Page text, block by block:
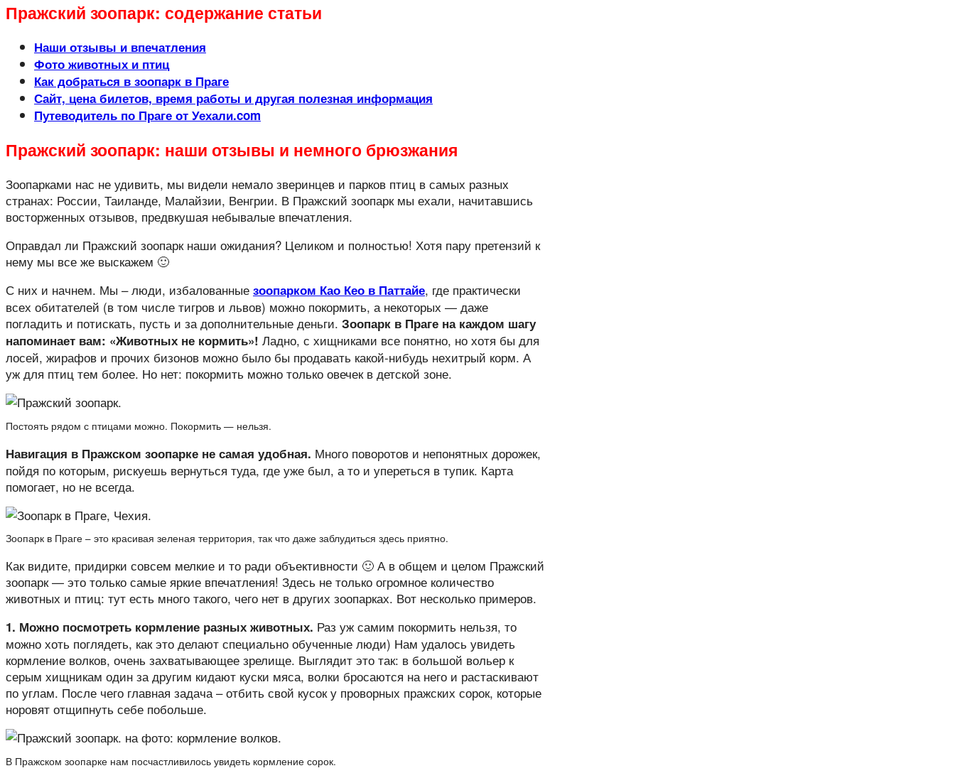
Пражский зоопарк: содержание статьи
Наши отзывы и впечатления
Фото животных и птиц
Как добраться в зоопарк в Праге
Сайт, цена билетов, время работы и другая полезная информация
Путеводитель по Праге от Уехали.com
Пражский зоопарк: наши отзывы и немного брюзжания
Зоопарками нас не удивить, мы видели немало зверинцев и парков птиц в самых разных
странах: России, Таиланде, Малайзии, Венгрии. В Пражский зоопарк мы ехали, начитавшись
восторженных отзывов, предвкушая небывалые впечатления.
Оправдал ли Пражский зоопарк наши ожидания? Целиком и полностью! Хотя пару претензий к
нему мы все же выскажем 🙂
С них и начнем. Мы – люди, избалованные зоопарком Као Кео в Паттайе, где практически
всех обитателей (в том числе тигров и львов) можно покормить, а некоторых — даже
погладить и потискать, пусть и за дополнительные деньги. Зоопарк в Праге на каждом шагу
напоминает вам: «Животных не кормить»! Ладно, с хищниками все понятно, но хотя бы для
лосей, жирафов и прочих бизонов можно было бы продавать какой-нибудь нехитрый корм. А
уж для птиц тем более. Но нет: покормить можно только овечек в детской зоне.
Постоять рядом с птицами можно. Покормить — нельзя.
Навигация в Пражском зоопарке не самая удобная. Много поворотов и непонятных дорожек,
пойдя по которым, рискуешь вернуться туда, где уже был, а то и упереться в тупик. Карта
помогает, но не всегда.
Зоопарк в Праге – это красивая зеленая территория, так что даже заблудиться здесь приятно.
Как видите, придирки совсем мелкие и то ради объективности 🙂 А в общем и целом Пражский
зоопарк — это только самые яркие впечатления! Здесь не только огромное количество
животных и птиц: тут есть много такого, чего нет в других зоопарках. Вот несколько примеров.
1. Можно посмотреть кормление разных животных. Раз уж самим покормить нельзя, то
можно хоть поглядеть, как это делают специально обученные люди) Нам удалось увидеть
кормление волков, очень захватывающее зрелище. Выглядит это так: в большой вольер к
серым хищникам один за другим кидают куски мяса, волки бросаются на него и растаскивают
по углам. После чего главная задача – отбить свой кусок у проворных пражских сорок, которые
норовят отщипнуть себе побольше.
В Пражском зоопарке нам посчастливилось увидеть кормление сорок.